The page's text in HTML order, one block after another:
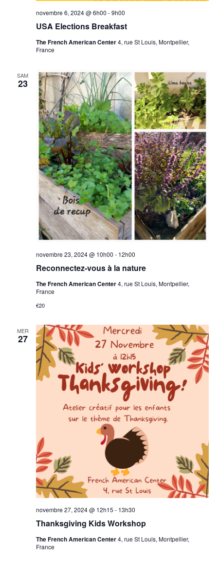
USA Elections Breakfast
novembre 6, 2024 @ 6h00 -9h00
The French American Center4, rue St Louis, Montpellier,
France
SAM
23
Reconnectez-vous à la nature
novembre 23, 2024 @ 10h00 - 12h00
The French American Center4, rue St Louis, Montpellier,
France
€20
MER
27
Thanksgiving Kids Workshop
novembre 27, 2024 @ 12h15 - 13h30
The French American Center4, rue St Louis, Montpellier,
France